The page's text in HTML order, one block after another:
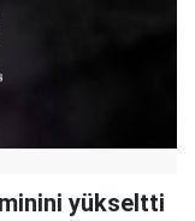
yükseltti